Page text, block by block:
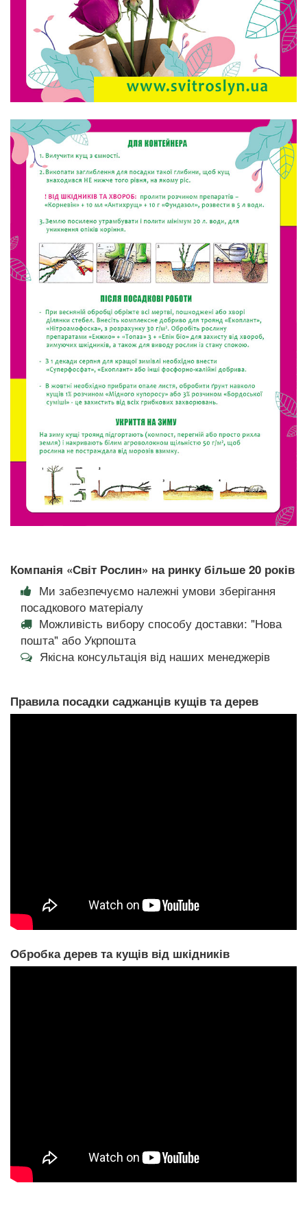
Компанія «Світ Рослин» на ринку більше 20 років
Ми забезпечуємо належні умови зберігання
посадкового матеріалу
Можливість вибору способу доставки: "Нова
пошта" або Укрпошта
Якісна консультація від наших менеджерів
Правила посадки саджанців кущів та дерев
Обробка дерев та кущів від шкідників